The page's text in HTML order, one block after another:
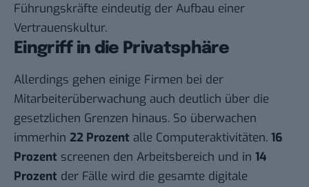
Führungskräfte eindeutig der Aufbau einer
Vertrauenskultur.
Eingriff in die Privatsphäre
Allerdings gehen einige Firmen bei der
Mitarbeiterüberwachung auch deutlich über die
gesetzlichen Grenzen hinaus. So überwachen
immerhin 22 Prozent alle Computeraktivitäten. 16
Prozent screenen den Arbeitsbereich und in 14
Prozent der Fälle wird die gesamte digitale